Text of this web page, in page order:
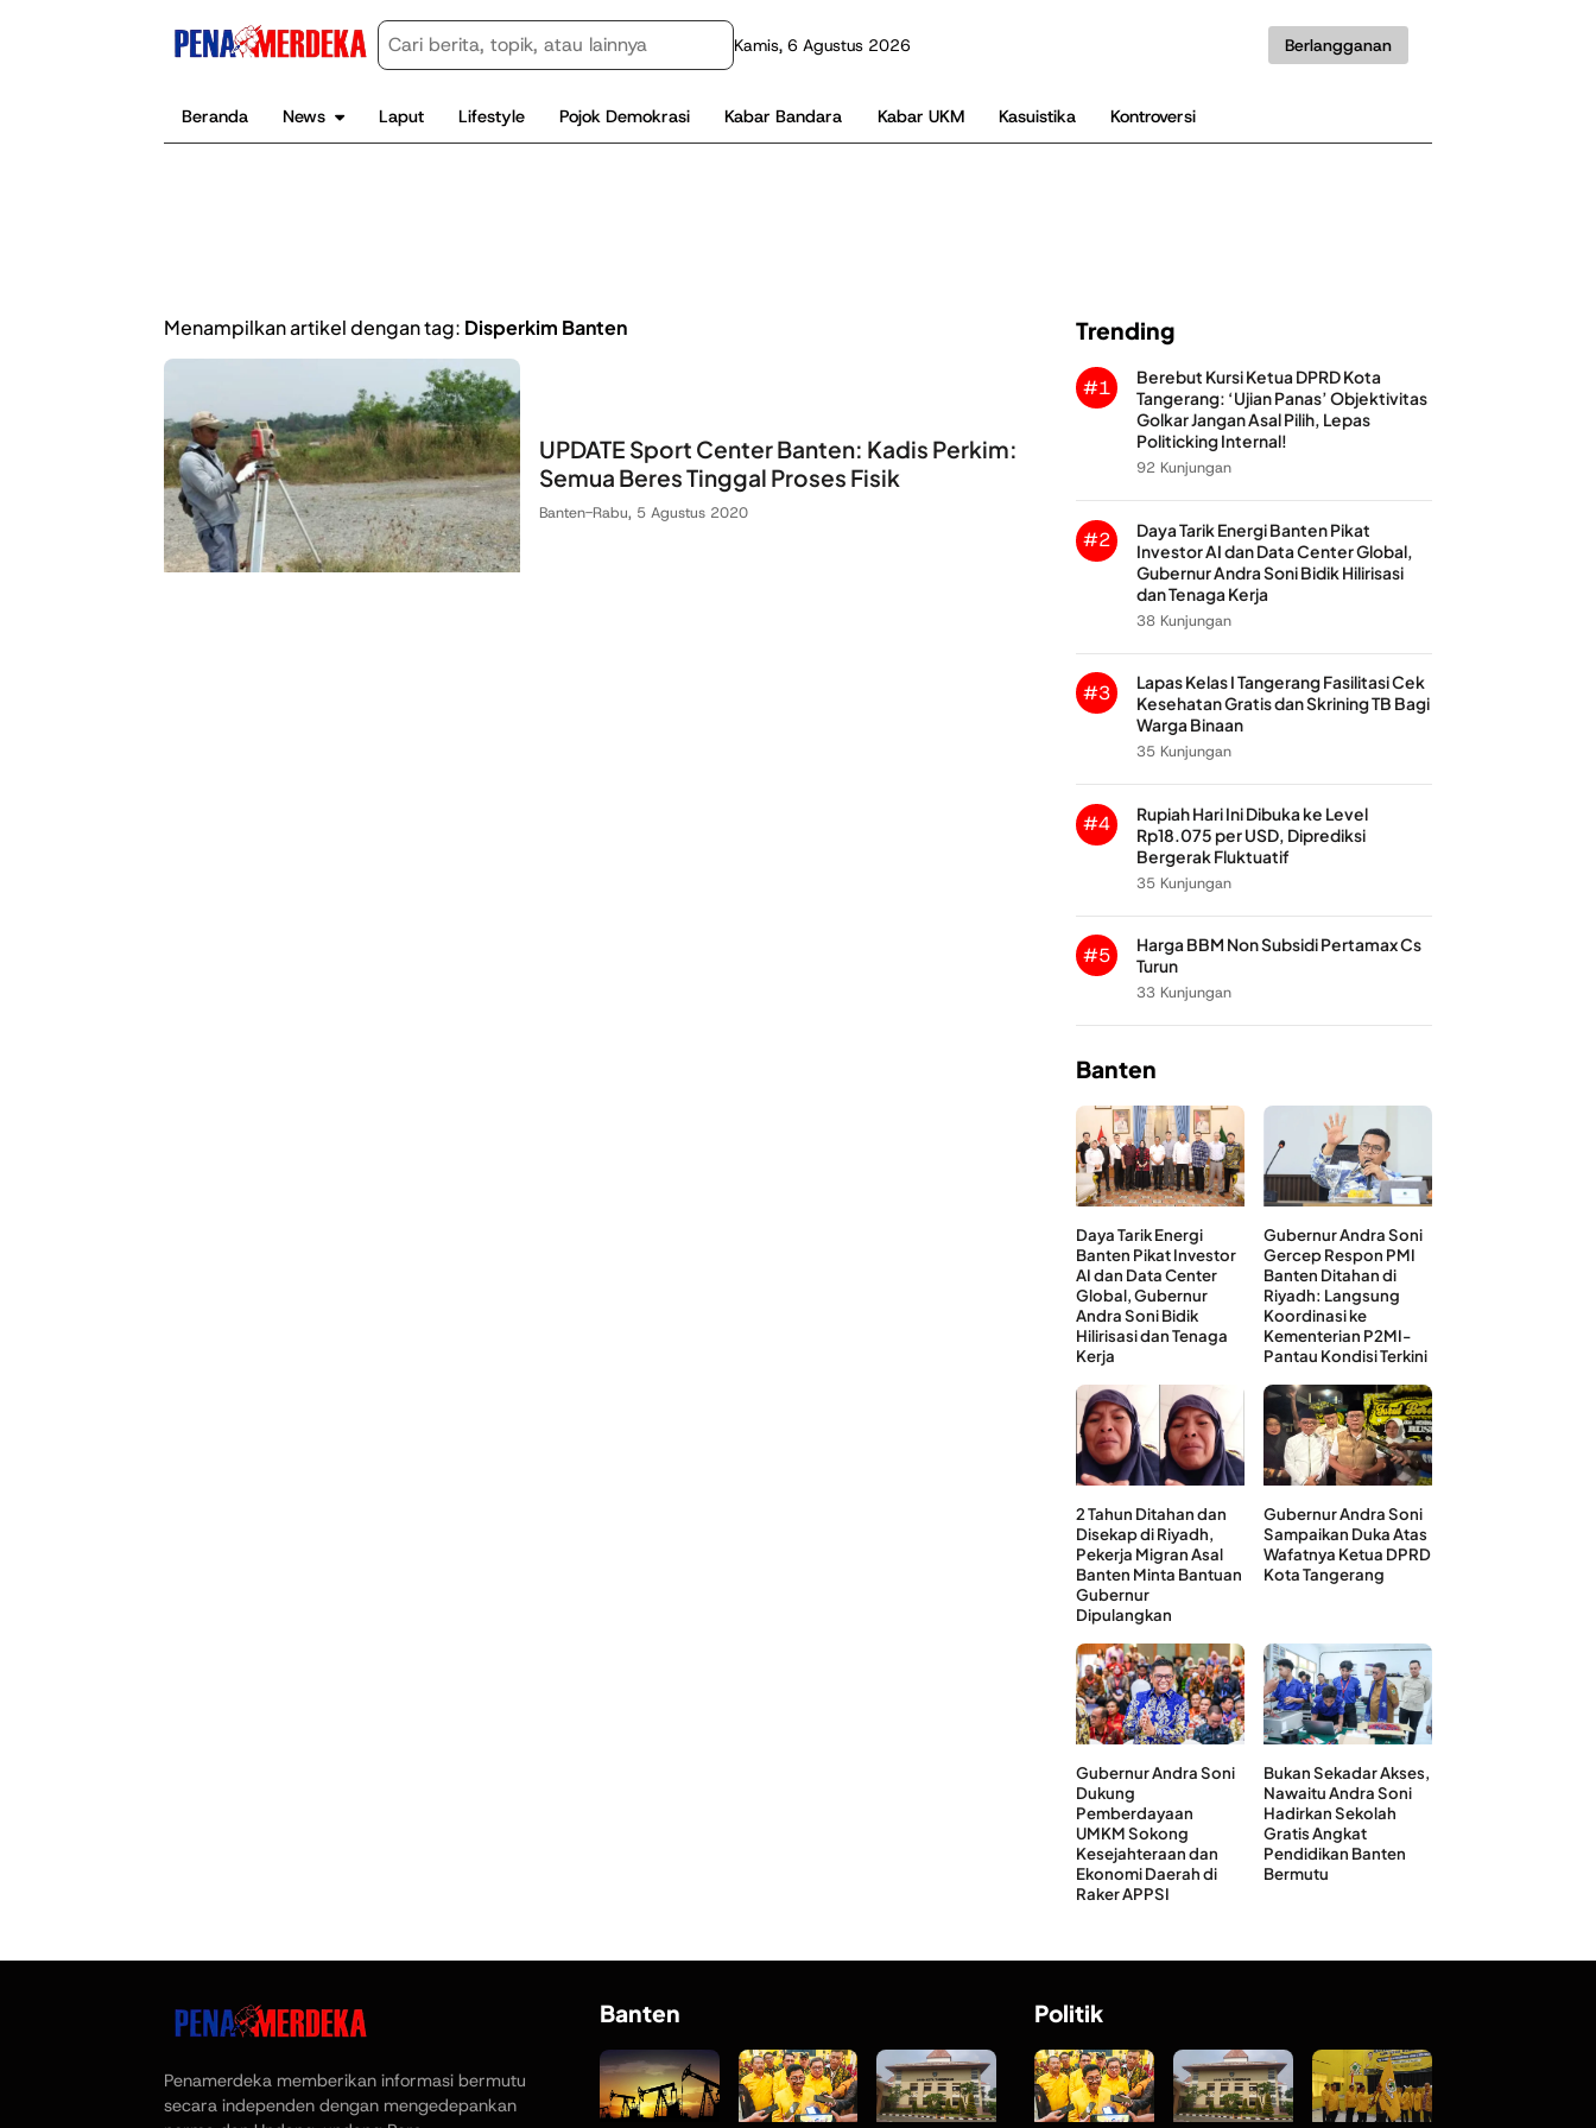
Kamis, 6 Agustus 2026 Berlangganan
Beranda News Laput Lifestyle Pojok Demokrasi Kabar Bandara Kabar UKM Kasuistika Kontroversi
Menampilkan artikel dengan tag: Disperkim Banten
UPDATE Sport Center Banten: Kadis Perkim:
Semua Beres Tinggal Proses Fisik
Banten-Rabu, 5 Agustus 2020
Trending
#1
Berebut Kursi Ketua DPRD Kota
Tangerang: ‘Ujian Panas’ Objektivitas
Golkar Jangan Asal Pilih, Lepas
Politicking Internal!
92 Kunjungan
#2
Daya Tarik Energi Banten Pikat
Investor AI dan Data Center Global,
Gubernur Andra Soni Bidik Hilirisasi
dan Tenaga Kerja
38 Kunjungan
#3
Lapas Kelas I Tangerang Fasilitasi Cek
Kesehatan Gratis dan Skrining TB Bagi
Warga Binaan
35 Kunjungan
#4
Rupiah Hari Ini Dibuka ke Level
Rp18.075 per USD, Diprediksi
Bergerak Fluktuatif
35 Kunjungan
#5
Harga BBM Non Subsidi Pertamax Cs
Turun
33 Kunjungan
Banten
Daya Tarik Energi
Banten Pikat Investor
AI dan Data Center
Global, Gubernur
Andra Soni Bidik
Hilirisasi dan Tenaga
Kerja
Gubernur Andra Soni
Gercep Respon PMI
Banten Ditahan di
Riyadh: Langsung
Koordinasi ke
Kementerian P2MI-
Pantau Kondisi Terkini
2 Tahun Ditahan dan
Disekap di Riyadh,
Pekerja Migran Asal
Banten Minta Bantuan
Gubernur
Dipulangkan
Gubernur Andra Soni
Sampaikan Duka Atas
Wafatnya Ketua DPRD
Kota Tangerang
Gubernur Andra Soni
Dukung
Pemberdayaan
UMKM Sokong
Kesejahteraan dan
Ekonomi Daerah di
Raker APPSI
Bukan Sekadar Akses,
Nawaitu Andra Soni
Hadirkan Sekolah
Gratis Angkat
Pendidikan Banten
Bermutu
Penamerdeka memberikan informasi bermutu
secara independen dengan mengedepankan
Banten Politik